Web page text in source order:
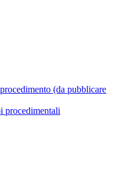
(da pubblicare
procedimentali